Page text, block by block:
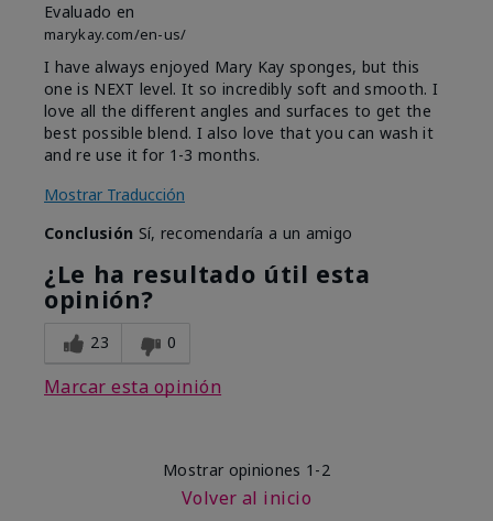
Evaluado en
marykay.com/en-us/
I have always enjoyed Mary Kay sponges, but this
one is NEXT level. It so incredibly soft and smooth. I
love all the different angles and surfaces to get the
best possible blend. I also love that you can wash it
and re use it for 1-3 months.
Mostrar Traducción
Conclusión Sí, recomendaría a un amigo
¿Le ha resultado útil esta
opinión?
23 0
Marcar esta opinión
Mostrar opiniones 1-2
Volver al inicio